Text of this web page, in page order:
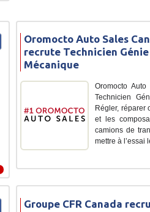
Oromocto Auto Sales
recrute Technicien Génie
Mécanique
Oromocto
Technicien
Régler, réparer
et les
camions de
mettre à l’essai
Groupe CFR Canada